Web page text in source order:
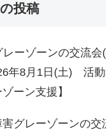
投稿
レーゾーンの交流会
年8月1日(土) 活
ーン支援】
グレーゾーンの交